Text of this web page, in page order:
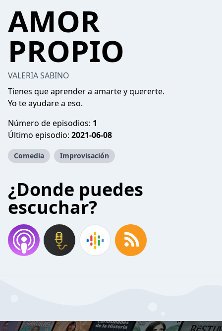
AMOR
PROPIO
VALERIA SABINO
Tienes que aprender a amarte y quererte.
Yo te ayudare a eso.
Número de episodios: 1
Último episodio: 2021-06-08
Comedia Improvisación
¿Donde puedes
escuchar?